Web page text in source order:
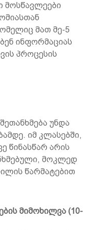
მოსწავლეები
მათ მე-5
ინფორმაციას
პროცესის
უნდა
იმ კლასებში,
წინასწარ არის
მოკლედ
წარმატებით
მიმოხილვა (10-